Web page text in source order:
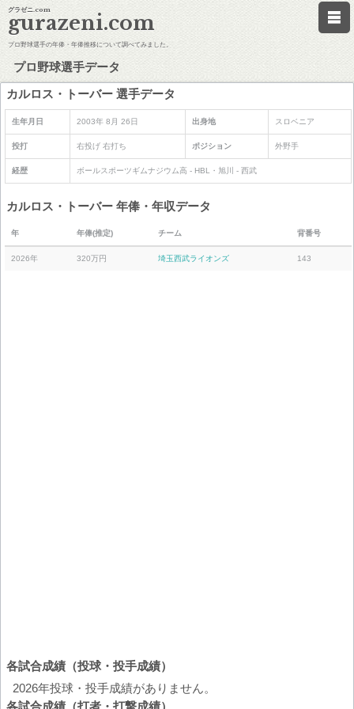
グラゼニ.com
gurazeni.com
プロ野球選手の年俸・年俸推移について調べてみました。
プロ野球選手データ
カルロス・トーバー 選手データ
生年月日 2003年 8月 26日 出身地 スロベニア
投打 右投げ 右打ち ポジション 外野手
経歴 ボールスポーツギムナジウム高 - HBL・旭川 - 西武
カルロス・トーバー 年俸・年収データ
年 年俸(推定) チーム 背番号
2026年 320万円 埼玉西武ライオンズ 143
各試合成績（投球・投手成績）
2026年投球・投手成績がありません。
各試合成績（打者・打撃成績）